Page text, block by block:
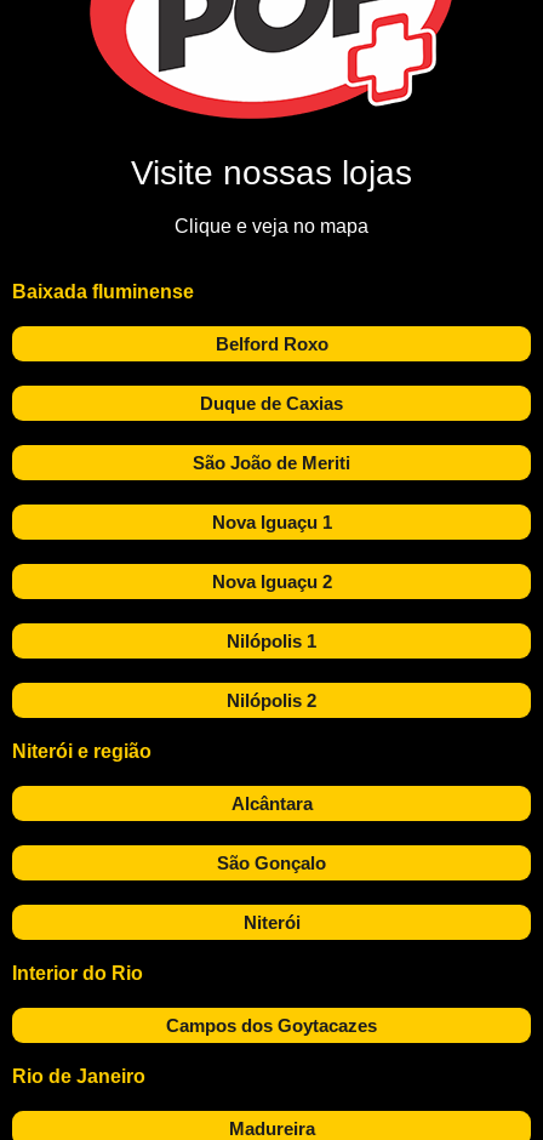
Visite nossas lojas
Clique e veja no mapa
Baixada fluminense
Belford Roxo
Duque de Caxias
São João de Meriti
Nova Iguaçu 1
Nova Iguaçu 2
Nilópolis 1
Nilópolis 2
Niterói e região
Alcântara
São Gonçalo
Niterói
Interior do Rio
Campos dos Goytacazes
Rio de Janeiro
Madureira